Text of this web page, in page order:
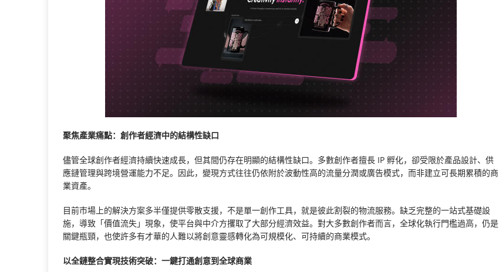
聚焦產業痛點：創作者經濟中的結構性缺口
儘管全球創作者經濟持續快速成長，但其間仍存在明顯的結構性缺口。多數創作者擅長 IP 孵化，卻受限於產品設計、供
應鏈管理與跨境營運能力不足。因此，變現方式往往仍依附於波動性高的流量分潤或廣告模式，而非建立可長期累積的商
業資產。
目前市場上的解決方案多半僅提供零散支援，不是單一創作工具，就是彼此割裂的物流服務。缺乏完整的一站式基礎設
施，導致「價值流失」現象，使平台與中介方攫取了大部分經濟效益。對大多數創作者而言，全球化執行門檻過高，仍是
關鍵瓶頸，也使許多有才華的人難以將創意靈感轉化為可規模化、可持續的商業模式。
以全鏈整合實現技術突破：一鍵打通創意到全球商業